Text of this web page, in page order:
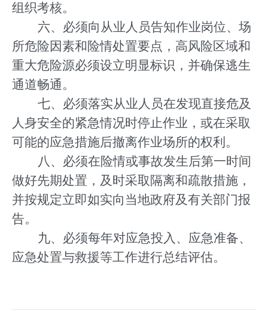
组织考核。
六、必须向从业人员告知作业岗位、场
所危险因素和险情处置要点，高风险区域和
重大危险源必须设立明显标识，并确保逃生
通道畅通。
七、必须落实从业人员在发现直接危及
人身安全的紧急情况时停止作业，或在采取
可能的应急措施后撤离作业场所的权利。
八、必须在险情或事故发生后第一时间
做好先期处置，及时采取隔离和疏散措施，
并按规定立即如实向当地政府及有关部门报
告。
九、必须每年对应急投入、应急准备、
应急处置与救援等工作进行总结评估。